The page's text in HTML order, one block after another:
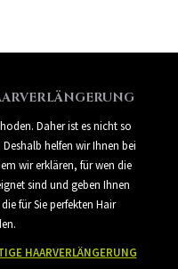
Daher ist es nicht so
helfen wir Ihnen bei
wir erklären, für wen die
sind und geben Ihnen
für Sie perfekten Hair
HAARVERLÄNGERUNG